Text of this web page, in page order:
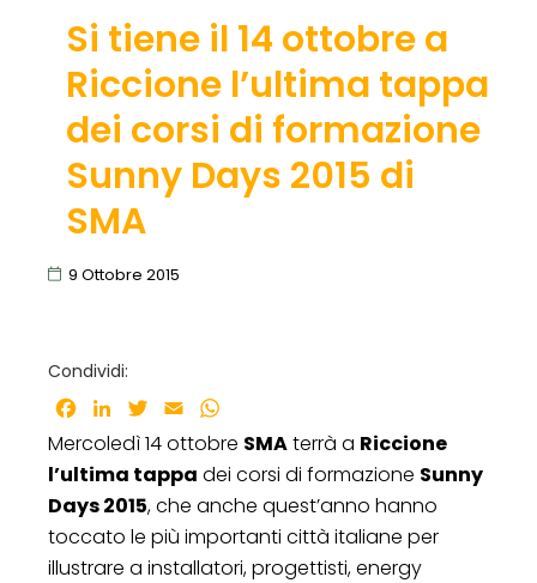
Si tiene il 14 ottobre a
Riccione l’ultima tappa
dei corsi di formazione
Sunny Days 2015 di
SMA
9 Ottobre 2015
Condividi:
Facebook
LinkedInTwitter
Email
Mercoledì 14 ottobre SMAterrà a Riccione
l’ultima tappa dei corsi di formazione Sunny
Days 2015, che anche quest’anno hanno
toccato le più importanti città italiane per
illustrare a installatori, progettisti, energy